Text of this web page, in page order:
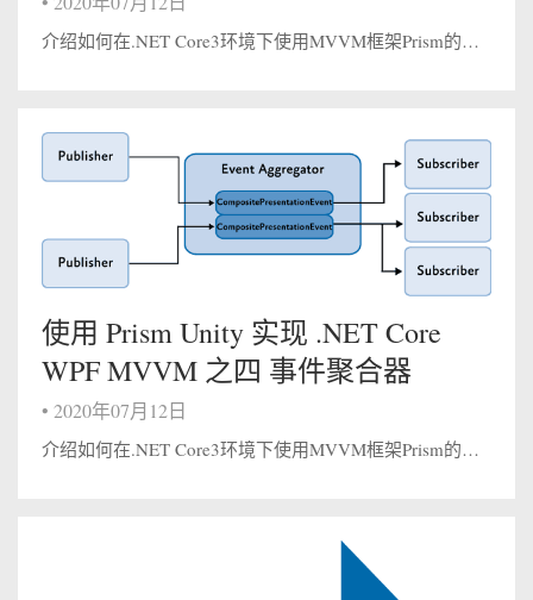
介绍如何在.NET Core3环境下使用MVVM框架Prism的使用区域管理器对于View的管理 一.区域管理器我们在之前的Prism系列构建了一个标准式Prism项目，这篇文章将会讲解之前项目中用到的利用区域管理器更好的对我们的Vi...
使用 Prism Unity 实现 .NET Core
WPF MVVM 之四 事件聚合器
• 2020年07月12日
介绍如何在.NET Core3环境下使用MVVM框架Prism的使用事件聚合器实现模块间的通信 一.事件聚合器 在上一篇 使用 Prism Unity 实现 .NET Core WPF MVVM 之三 模块化 我们留下了一些问题，就是...